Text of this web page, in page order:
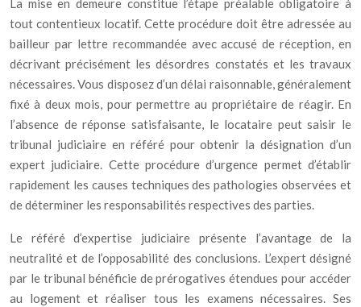
La mise en demeure constitue l’étape préalable obligatoire à
tout contentieux locatif. Cette procédure doit être adressée au
bailleur par lettre recommandée avec accusé de réception, en
décrivant précisément les désordres constatés et les travaux
nécessaires. Vous disposez d’un délai raisonnable, généralement
fixé à deux mois, pour permettre au propriétaire de réagir. En
l’absence de réponse satisfaisante, le locataire peut saisir le
tribunal judiciaire en référé pour obtenir la désignation d’un
expert judiciaire. Cette procédure d’urgence permet d’établir
rapidement les causes techniques des pathologies observées et
de déterminer les responsabilités respectives des parties.
Le référé d’expertise judiciaire présente l’avantage de la
neutralité et de l’opposabilité des conclusions. L’expert désigné
par le tribunal bénéficie de prérogatives étendues pour accéder
au logement et réaliser tous les examens nécessaires. Ses